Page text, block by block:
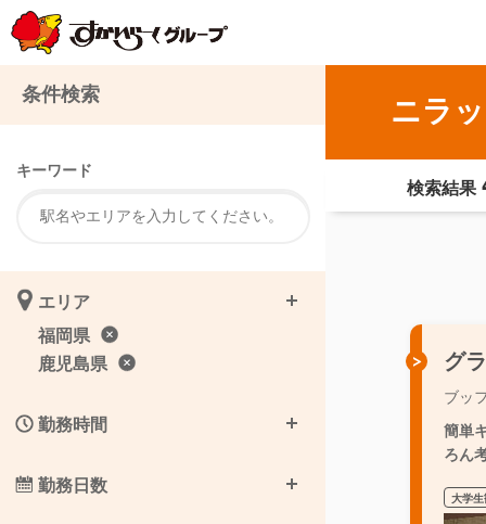
ニラ
検索結果
グ
ブッ
簡単
ろん
大学
条件検索
キーワード
エリア
福岡県
鹿児島県
勤務時間
勤務日数